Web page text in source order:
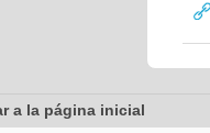
a la página inicial